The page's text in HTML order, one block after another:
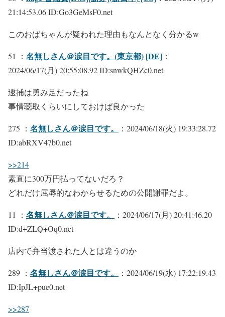
21:14:53.06 ID:Go3GeMsF0.net
このおばちゃんが疑われた理由もなんとなく分かるw
51 ： 名無しさん＠涙目です。(東京都) [DE] ：
2024/06/17(月) 20:55:08.92 ID:snwkQHZc0.net
逮捕は勇み足だったね
事情聴取くらいにしておけぱ良かった
275 ： 名無しさん＠涙目です。
：2024/06/18(火) 19:33:28.72
ID:abRXV47b0.net
>>214
素直に300万円払ってないだろ？
どれだけ屈辱的なわからせるための公開謝罪だよ。
11 ： 名無しさん＠涙目です。
：2024/06/17(月) 20:41:46.20
ID:d+ZLQ+Oq0.net
店内で弁当渡された人とは違うのか
289 ： 名無しさん＠涙目です。
：2024/06/19(水) 17:22:19.43
ID:IpJL+pue0.net
>>287